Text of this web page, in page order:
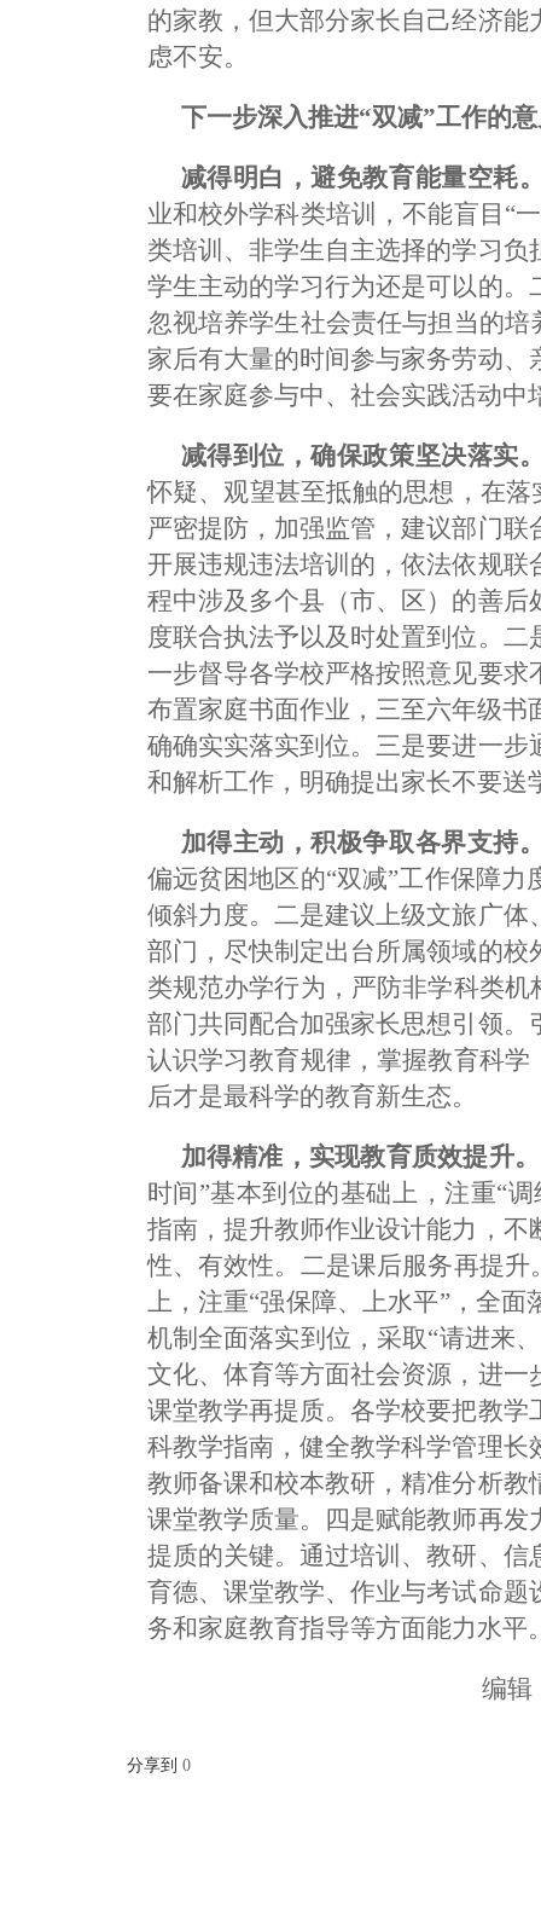
的家教，但大部分家长自己经济
虑不安。
下一步深入推进“双减”工作的
减得明白，避免教育能量空耗
业和校外学科类培训，不能盲目“
类培训、非学生自主选择的学习
学生主动的学习行为还是可以的
忽视培养学生社会责任与担当的
家后有大量的时间参与家务劳动
要在家庭参与中、社会实践活动中
减得到位，确保政策坚决落实
怀疑、观望甚至抵触的思想，在落
严密提防，加强监管，建议部门
开展违规违法培训的，依法依规
程中涉及多个县（市、区）的善
度联合执法予以及时处置到位。
一步督导各学校严格按照意见要
布置家庭书面作业，三至六年级
确确实实落实到位。三是要进一
和解析工作，明确提出家长不要
加得主动，积极争取各界支持
偏远贫困地区的“双减”工作保障
倾斜力度。二是建议上级文旅广
部门，尽快制定出台所属领域的
类规范办学行为，严防非学科类
部门共同配合加强家长思想引领
认识学习教育规律，掌握教育科
后才是最科学的教育新生态。
加得精准，实现教育质效提升。
时间”基本到位的基础上，注重“
指南，提升教师作业设计能力，
性、有效性。二是课后服务再提
上，注重“强保障、上水平”，全
机制全面落实到位，采取“请进来
文化、体育等方面社会资源，进
课堂教学再提质。各学校要把教
科教学指南，健全教学科学管理
教师备课和校本教研，精准分析
课堂教学质量。四是赋能教师再
提质的关键。通过培训、教研、
育德、课堂教学、作业与考试命
务和家庭教育指导等方面能力水平
编
分享到 0